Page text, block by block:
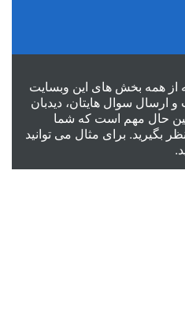
از همه بخش های این وبسایت
ارسال سوال هایتان، دیدبان
حال مهم است که شما
بگیرید. برای مثال می توانید